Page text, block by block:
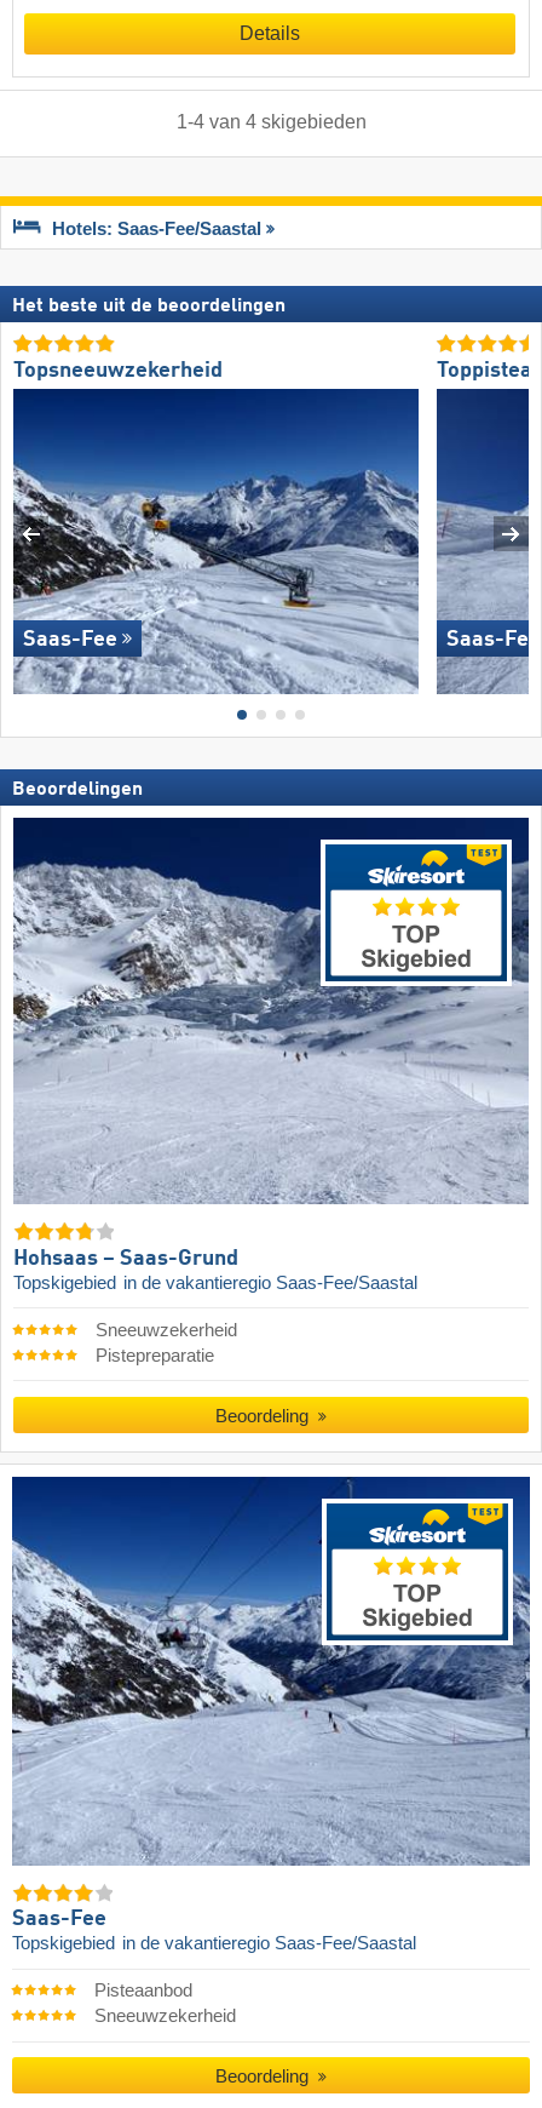
Details
1-4van 4 skigebieden
Hotels: Saas-Fee/​Saastal
Het beste uit de beoordelingen
Topsneeuwzekerheid
Saas-Fee Saas-Fee
Beoordelingen
Hohsaas – Saas-Grund
Topskigebied in de vakantieregio Saas-Fee/Saastal
Sneeuwzekerheid
Pistepreparatie
Beoordeling
Saas-Fee
Topskigebied in de vakantieregio Saas-Fee/Saastal
Pisteaanbod
Sneeuwzekerheid
Beoordeling